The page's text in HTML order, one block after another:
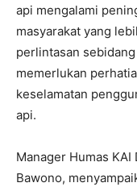
api mengalami
masyarakat yang
perlintasan
memerlukan
keselamatan
api.
Manager Humas
Bawono,